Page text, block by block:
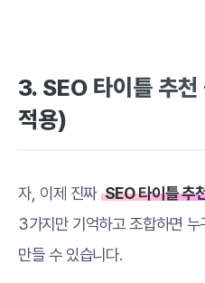
3. SEO 타이틀 추
적용)
자, 이제 진짜 SEO 타이틀 추
3가지만 기억하고 조합하면 누
만들 수 있습니다.